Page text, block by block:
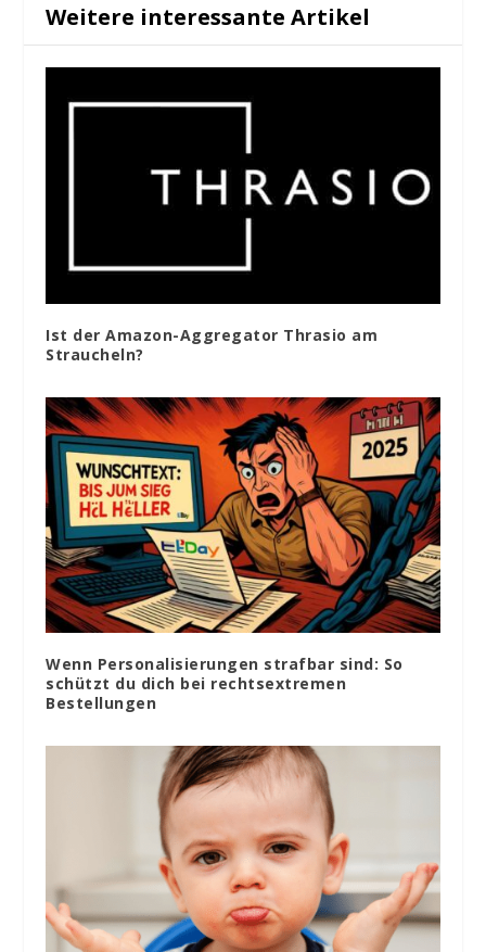
Weitere interessante Artikel
Ist der Amazon-Aggregator Thrasio am
Straucheln?
Wenn Personalisierungen strafbar sind: So
schützt du dich bei rechtsextremen
Bestellungen